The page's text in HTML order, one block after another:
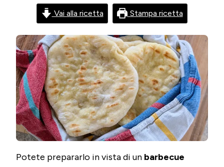
Vai alla ricetta Stampa ricetta
Potete prepararlo in vista di un barbecue